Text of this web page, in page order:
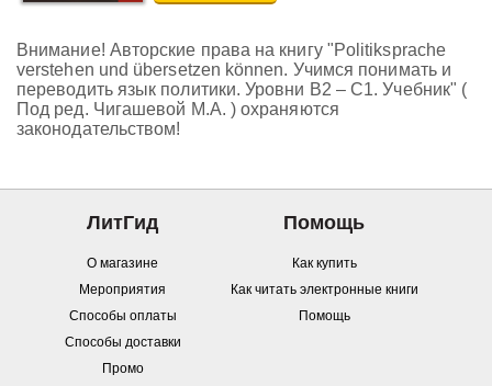
Внимание! Авторские права на книгу "Politiksprache
verstehen und übersetzen können. Учимся понимать и
переводить язык политики. Уровни В2 – С1. Учебник" (
Под ред. Чигашевой М.А. ) охраняются
законодательством!
ЛитГид
О магазине
Мероприятия
Способы оплаты
Способы доставки
Промо
Помощь
Как купить
Как читать электронные книги
Помощь